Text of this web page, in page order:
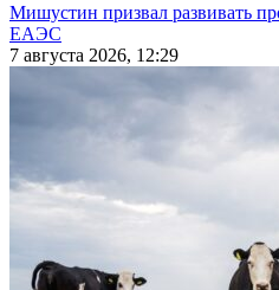
Мишустин призвал развивать
ЕАЭС
7 августа 2026, 12:29